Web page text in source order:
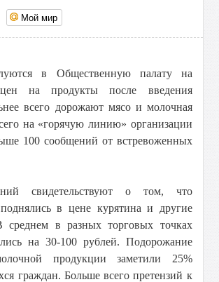
Мой мир
в Общественную палату на
на продукты после введения
всего дорожают мясо и молочная
на «горячую линию» организации
100 сообщений от встревоженных
свидетельствуют о том, что
в цене курятина и другие
в разных торговых точках
на 30-100 рублей. Подорожание
продукции заметили 25%
граждан. Больше всего претензий к